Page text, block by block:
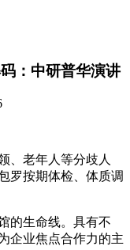
：中研普华演讲
老年人等分歧人
罗按期体检、体质调
生命线。具有不
企业焦点合作力的主